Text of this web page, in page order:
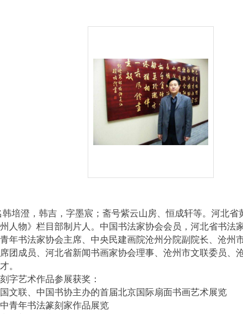
韩培澄，韩吉，字墨宸；斋号紫云山房、恒成轩等。河北省
人物》栏目部制片人。中国书法家协会会员，河北省书法
年书法家协会主席、中央民建画院沧州分院副院长、沧州
团成员、河北省新闻书画家协会理事、沧州市文联委员、
。
字艺术作品参展获奖：
联、中国书协主办的首届北京国际扇面书画艺术展览
年书法篆刻家作品展览